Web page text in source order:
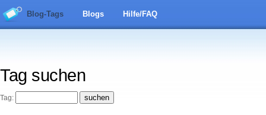
Blog-Tags Blogs Hilfe/FAQ
Tag suchen
Tag: